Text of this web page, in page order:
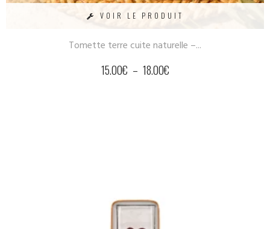
VOIR LE PRODUIT
Tomette terre cuite naturelle –...
15.00€ – 18.00€